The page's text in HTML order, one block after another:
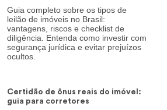
Guia completo sobre os tipos de
leilão de imóveis no Brasil:
vantagens, riscos e checklist de
diligência. Entenda como investir com
segurança jurídica e evitar prejuízos
ocultos.
Certidão de ônus reais do imóvel:
guia para corretores